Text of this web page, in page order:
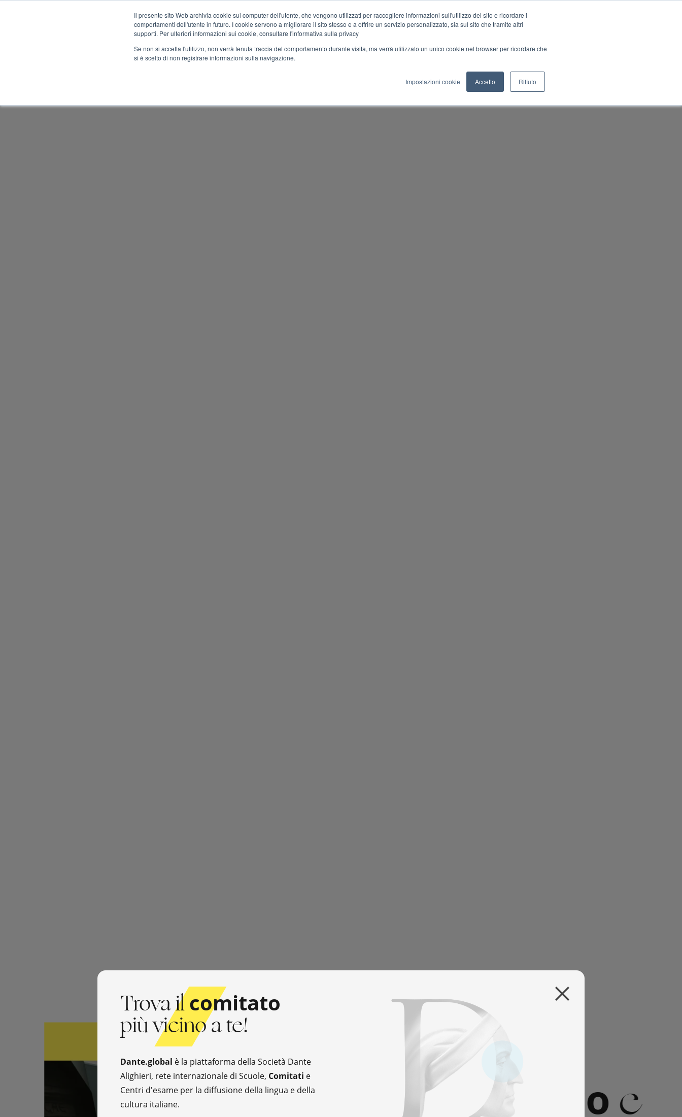
Il presente sito Web archivia cookie sul computer dell'utente, che vengono utilizzati per raccogliere informazioni sull'utilizzo del sito e ricordare i
comportamenti dell'utente in futuro. I cookie servono a migliorare il sito stesso e a offrire un servizio personalizzato, sia sul sito che tramite altri
supporti. Per ulteriori informazioni sui cookie, consultare l'informativa sulla privacy
Se non si accetta l'utilizzo, non verrà tenuta traccia del comportamento durante visita, ma verrà utilizzato un unico cookie nel browser per ricordare che
si è scelto di non registrare informazioni sulla navigazione.
Impostazioni cookie Accetto Rifiuto
MENU Corsi Docenti Certificazione Cultura Eventi Blog Pillole
Grande
successo per
Umberto Eco e
Trova ilcomitato
più vicino a te!
Dante.global è la piattaforma della Società Dante
Alighieri, rete internazionale di Scuole, Comitati e
Centri d'esame per la diffusione della lingua e della
cultura italiane.